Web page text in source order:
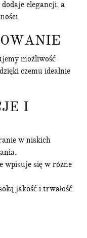
elegancji, a
możliwość
dzięki czemu idealnie
I
w niskich
wpisuje się w różne
jakość i trwałość.